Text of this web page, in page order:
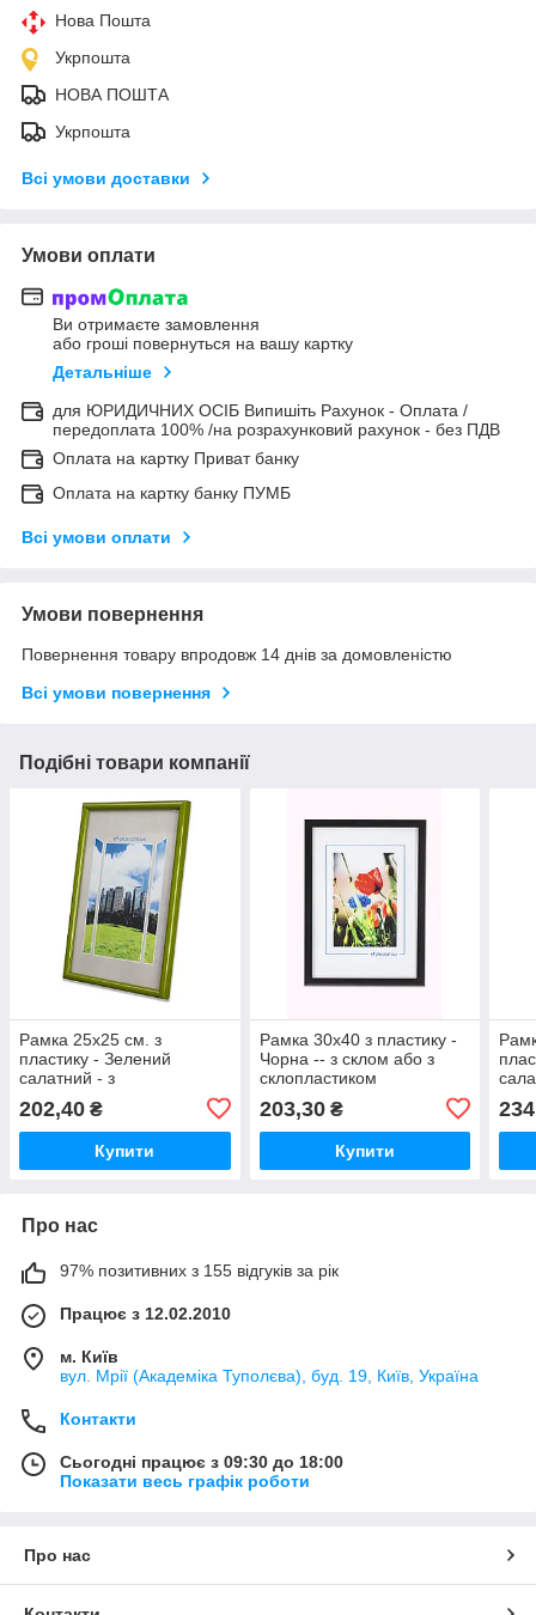
Нова Пошта
Укрпошта
НОВА ПОШТА
Укрпошта
Всі умови доставки
Умови оплати
Ви отримаєте замовлення
або гроші повернуться на вашу картку
Детальніше
для ЮРИДИЧНИХ ОСІБ Випишіть Рахунок - Оплата /
передоплата 100% /на розрахунковий рахунок - без ПДВ
Оплата на картку Приват банку
Оплата на картку банку ПУМБ
Всі умови оплати
Умови повернення
Повернення товару впродовж 14 днів за домовленістю
Всі умови повернення
Подібні товари компанії
Рамка 25х25 см. з
пластику - Зелений
салатний - з
склом
202,40 ₴
Купити
Рамка 30х40 з пластику -
Чорна -- з склом або з
склопластиком
203,30₴
Купити
Про нас
97% позитивних з 155 відгуків за рік
Працює з 12.02.2010
м. Київ
вул. Мрії (Академіка Туполєва), буд. 19, Київ, Україна
Контакти
Сьогодні працює з 09:30 до 18:00
Показати весь графік роботи
Про нас